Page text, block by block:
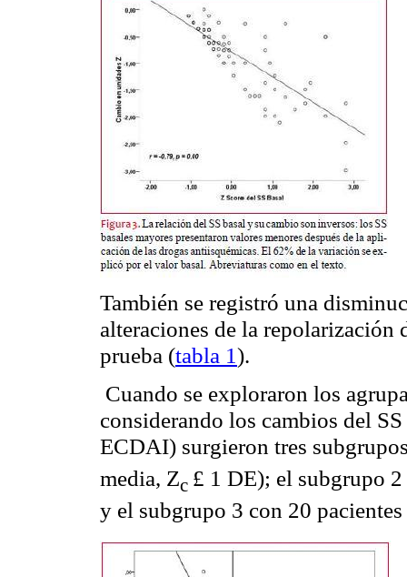
También se registró una
alteraciones de la repolarización
prueba (tabla 1).
Cuando se exploraron los
considerando los cambios del
ECDAI) surgieron tres
media, Zc £ 1 DE); el subgrupo
y el subgrupo 3 con 20